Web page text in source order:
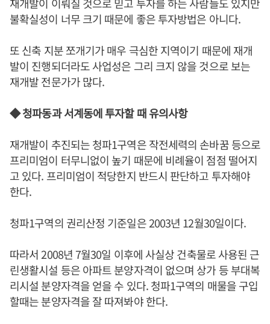
불확실성이 너무 크기 때문에 좋은 투자방법은 아니다.
또 신축 지분 쪼개기가 매우 극심한 지역이기 때문에 재개
발이 진행되더라도 사업성은 그리 크지 않을 것으로 보는
재개발 전문가가 많다.
◆ 청파동과 서계동에 투자할 때 유의사항
재개발이 추진되는 청파1구역은 작전세력의 손바꿈 등으로
프리미엄이 터무니없이 높기 때문에 비례율이 점점 떨어지
고 있다. 프리미엄이 적당한지 반드시 판단하고 투자해야
한다.
청파1구역의 권리산정 기준일은 2003년 12월30일이다.
따라서 2008년 7월30일 이후에 사실상 건축물로 사용된 근
린생활시설 등은 아파트 분양자격이 없으며 상가 등 부대복
리시설 분양자격을 얻을 수 있다. 청파1구역의 매물을 구입
할때는 분양자격을 잘 따져봐야 한다.